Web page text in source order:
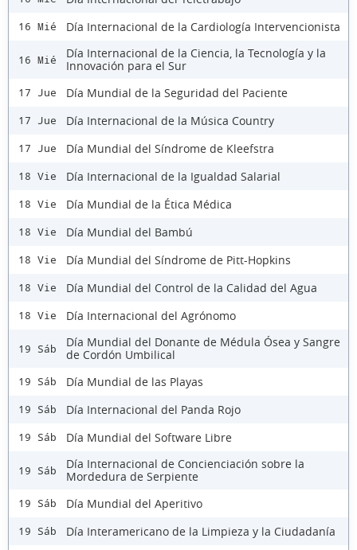
16 Mié Día Internacional de la Cardiología Intervencionista
16 Mié
Día Internacional de la Ciencia, la Tecnología y la
Innovación para el Sur
17 Jue Día Mundial de la Seguridad del Paciente
17 Jue Día Internacional de la Música Country
17 Jue Día Mundial del Síndrome de Kleefstra
18 Vie Día Internacional de la Igualdad Salarial
18 Vie Día Mundial de la Ética Médica
18 Vie Día Mundial del Bambú
18 Vie Día Mundial del Síndrome de Pitt-Hopkins
18 Vie Día Mundial del Control de la Calidad del Agua
18 Vie Día Internacional del Agrónomo
19 Sáb
Día Mundial del Donante de Médula Ósea y Sangre
de Cordón Umbilical
19 Sáb Día Mundial de las Playas
19 Sáb Día Internacional del Panda Rojo
19 Sáb Día Mundial del Software Libre
19 Sáb
Día Internacional de Concienciación sobre la
Mordedura de Serpiente
19 Sáb Día Mundial del Aperitivo
19 Sáb Día Interamericano de la Limpieza y la Ciudadanía